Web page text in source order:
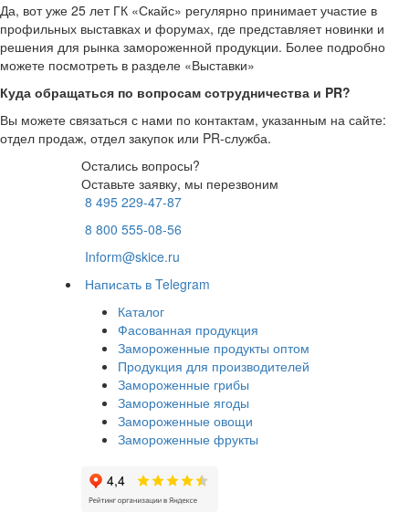
Да, вот уже 25 лет ГК «Скайс» регулярно принимает участие в
профильных выставках и форумах, где представляет новинки и
решения для рынка замороженной продукции. Более подробно
можете посмотреть в разделе «Выставки»
Куда обращаться по вопросам сотрудничества и PR?
Вы можете связаться с нами по контактам, указанным на сайте:
отдел продаж, отдел закупок или PR-служба.
Остались вопросы?
Оставьте заявку, мы перезвоним
8 495 229-47-87
8 800 555-08-56
Inform@skice.ru
Написать в Telegram
Каталог
Фасованная продукция
Замороженные продукты оптом
Продукция для производителей
Замороженные грибы
Замороженные ягоды
Замороженные овощи
Замороженные фрукты